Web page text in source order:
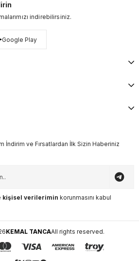
indirebilirsiniz.
Google Play
İndirim ve Fırsatlardan İlk Sizin Haberiniz
kişisel verilerimin korunmasını kabul
KEMAL TANCAAll rights reserved.